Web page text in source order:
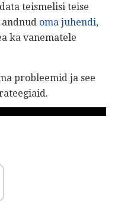
teismelisi teise
oma juhendi,
ka vanematele
probleemid ja see